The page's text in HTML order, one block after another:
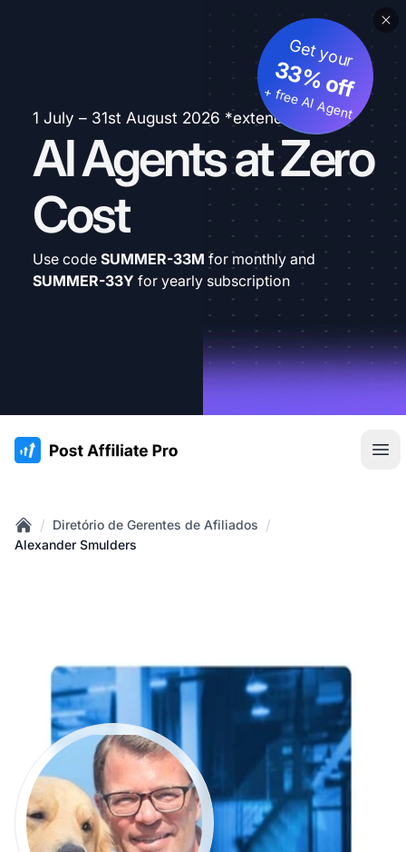
1 July – 31st August 2026 *extended
AI Agents at Zero
Cost
Get your
33% off
+ free AI Agent
Use code SUMMER-33M for monthly and
SUMMER-33Y for yearly subscription
:site.title
Home
/ Diretório de Gerentes de Afiliados /
Alexander Smulders